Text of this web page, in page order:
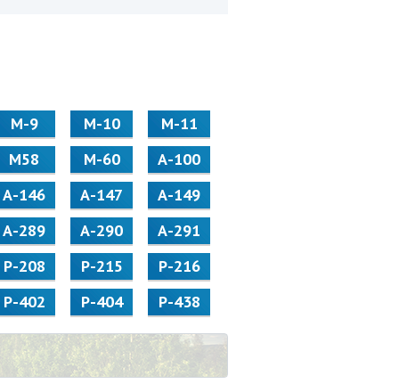
М-9 М-10
М-11
М58 M-60
А-100
А-146 А-147
А-149
А-289 А-290
А-291
Р-208 Р-215
Р-216
Р-402 Р-404 Р-438